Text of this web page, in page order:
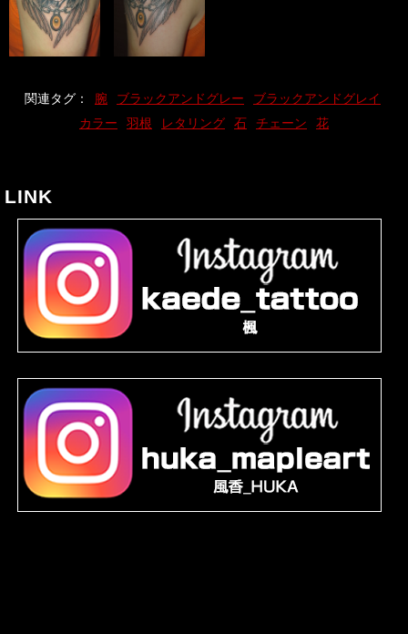
関連タグ： 腕 ブラックアンドグレー
ブラックアンドグレイ
カラー
羽根 レタリング 石 チェーン 花
LINK